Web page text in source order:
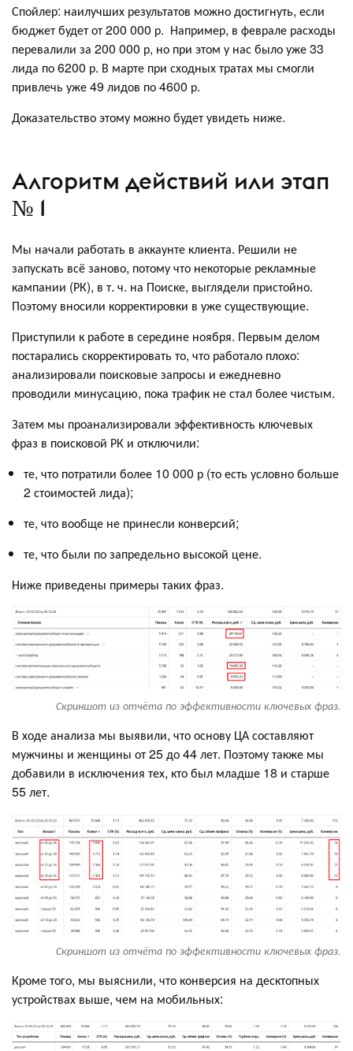
Спойлер: наилучших результатов можно достигнуть, если
бюджет будет от 200 000 р. Например, в феврале расходы
перевалили за 200 000 р, но при этом у нас было уже 33
лида по 6200 р. В марте при сходных тратах мы смогли
привлечь уже 49 лидов по 4600 р.
Доказательство этому можно будет увидеть ниже.
Алгоритм действий или этап
№ 1
Мы начали работать в аккаунте клиента. Решили не
запускать всё заново, потому что некоторые рекламные
кампании (РК), в т. ч. на Поиске, выглядели пристойно.
Поэтому вносили корректировки в уже существующие.
Приступили к работе в середине ноября. Первым делом
постарались скорректировать то, что работало плохо:
анализировали поисковые запросы и ежедневно
проводили минусацию, пока трафик не стал более чистым.
Затем мы проанализировали эффективность ключевых
фраз в поисковой РК и отключили:
те, что потратили более 10 000 р (то есть условно больше
2 стоимостей лида);
те, что вообще не принесли конверсий;
те, что были по запредельно высокой цене.
Ниже приведены примеры таких фраз.
Скриншот из отчёта по эффективности ключевых фраз.
В ходе анализа мы выявили, что основу ЦА составляют
мужчины и женщины от 25 до 44 лет. Поэтому также мы
добавили в исключения тех, кто был младше 18 и старше
55 лет.
Скриншот из отчёта по эффективности ключевых фраз.
Кроме того, мы выяснили, что конверсия на десктопных
устройствах выше, чем на мобильных: